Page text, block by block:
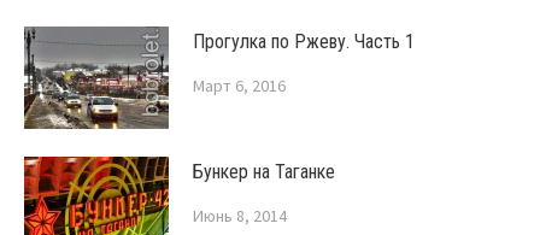
Прогулка по Ржеву. Часть 1
Март 6, 2016
Бункер на Таганке
Июнь 8, 2014